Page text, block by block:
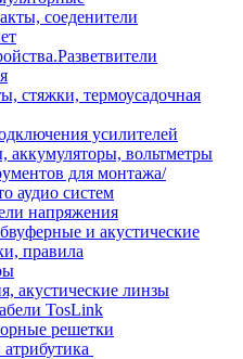
соеденители
стяжки, термоусадочная
усилителей
аккумуляторы, вольтметры
для монтажа/
аудио систем
напряжения
и акустические
правила
акустические линзы
TosLink
решетки